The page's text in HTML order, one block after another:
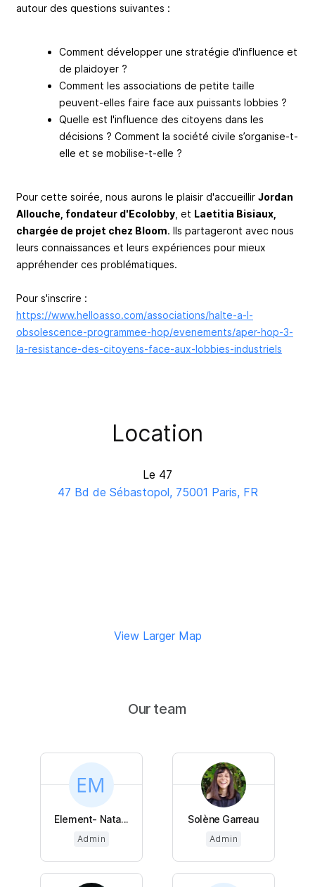
autour des questions suivantes :
Comment développer une stratégie d'influence et
de plaidoyer ?
Comment les associations de petite taille
peuvent-elles faire face aux puissants lobbies ?
Quelle est l'influence des citoyens dans les
décisions ? Comment la société civile s’organise-t-
elle et se mobilise-t-elle ?
Pour cette soirée, nous aurons le plaisir d'accueillir Jordan
Allouche, fondateur d'Ecolobby , et Laetitia Bisiaux,
chargée de projet chez Bloom. Ils partageront avec nous
leurs connaissances et leurs expériences pour mieux
appréhender ces problématiques.
Pour s'inscrire :
https://www.helloasso.com/associations/halte-a-l-
obsolescence-programmee-hop/evenements/aper-hop-3-
la-resistance-des-citoyens-face-aux-lobbies-industriels
Location
Le 47
47 Bd de Sébastopol, 75001 Paris, FR
View Larger Map
Our team
Element- Nata...
Admin
Solène Garreau
Admin